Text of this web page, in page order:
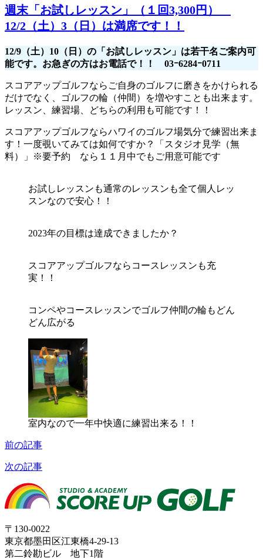
週末「お試しレッスン」（１回3,300円）
12/2（土）3（日）は満席です！！
12/9（土）10（日）の「お試しレッスン」は若干名ご案内可
能です。お急ぎの方はお電話で！！ 03ｰ6284ｰ0711
スコアアップゴルフならご自身のゴルフに磨きをかけられる
だけでなく、ゴルフの輪（仲間）を増やすことも出来ます。
レッスン、練習場、どちらの利用も可能です！！
スコアアップゴルフならハワイのゴルフ場気分で練習出来ま
す！一度覗いてみては如何ですか？「スタジオ見学（無
料）」※要予約 なら１１月中でもご用意可能です
お試しレッスンも通常のレッスンも全て個人レッ
スンなので安心！！
2023年の目標は達成できましたか？
スコアアップゴルフならコースレッスンも充
実！！
コンペやコースレッスンでゴルフ仲間の輪もどん
どん広がる
室内なので一年中快適に練習出来る！！
前の記事
次の記事
〒130-0022
東京都墨田区江東橋4-29-13
第二鈴勘ビル 地下1階